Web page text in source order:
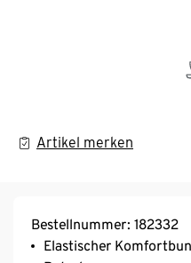
Artikel merken
Bestellnummer: 182332
Elastischer